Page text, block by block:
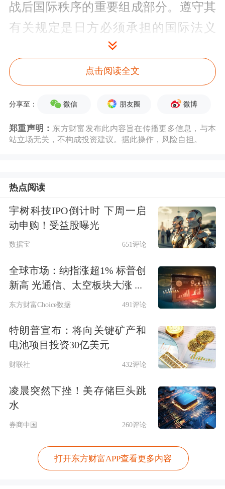
战后国际秩序的重要组成部分。遵守其
有关规定是日方必须承担的国际法义
日本首相高市早苗的涉台错误言论干涉
中国内政，向“台独”分裂势力发出错误
方深刻反省历史罪责，收回错误言论，
个中国原则和对华政治承诺。
国台办：若“台独”势力胆敢突破红线
我们必将迎头痛击
两制台湾方案”是台湾社会不可触碰之
红线，声称要在此基础上对岛内政党、
法人团体、民间社团等与大陆交流及政
治对话进行管控。对此有何评论?
发言人张晗表示，赖清德肆意钳制台湾
民众参与两岸的交流自由，粗暴剥夺老
百姓
追求更加美好生活的权利，充分暴
质。“一国两制”是一个和平的方案、民
点击阅读全文
分享至： 微信 朋友圈 微博
郑重声明： 东方财富发布此内容旨在传播更多信息，与本
站立场无关，不构成投资建议。据此操作，风险自担。
热点阅读
宇树科技IPO倒计时 下周一启
动申购！受益股曝光
数据宝 651评论
全球市场：纳指涨超1% 标普创
新高 光通信、太空板块大涨 ...
东方财富Choice数据 491评论
特朗普宣布：将向关键矿产和
电池项目投资30亿美元
财联社 432评论
凌晨突然下挫！美存储巨头跳
水
券商中国 260评论
打开东方财富APP查看更多内容